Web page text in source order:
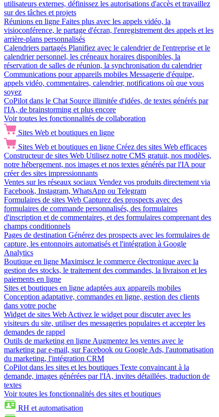
utilisateurs externes, définissez les autorisations d'accès et travaillez
sur des tâches et projets
Réunions en ligne Faites plus avec les appels vidéo, la
visioconférence, le partage d'écran, l'enregistrement des appels et les
arrière-plans personnalisés
Calendriers partagés Planifiez avec le calendrier de l'entreprise et le
calendrier personnel, les créneaux horaires disponibles, la
réservation de salles de réunion, la synchronisation du calendrier
Communications pour appareils mobiles Messagerie d'équipe,
appels vidéo, commentaires, calendrier, notifications où que vous
soyez
CoPilot dans le Chat Source illimitée d'idées, de textes générés par
l'IA, de brainstorming et plus encore
Voir toutes les fonctionnalités de collaboration
Sites Web et boutiques en ligne
Sites Web et boutiques en ligne Créez des sites Web efficaces
Constructeur de sites Web Utilisez notre CMS gratuit, nos modèles,
notre hébergement, nos images et nos textes générés par l'IA pour
créer des sites impressionnants
Ventes sur les réseaux sociaux Vendez vos produits directement via
Facebook, Instagram, WhatsApp ou Telegram
Formulaires de sites Web Capturez des prospects avec des
formulaires de commande personnalisés, des formulaires
d'inscription et de commentaires, et des formulaires comprenant des
champs conditionnels
Pages de destination Générez des prospects avec les formulaires de
capture, les entonnoirs automatisés et l'intégration à Google
Analytics
Boutique en ligne Maximisez le commerce électronique avec la
gestion des stocks, le traitement des commandes, la livraison et les
paiements en ligne
Sites et boutiques en ligne adaptées aux appareils mobiles
Conception adaptative, commandes en ligne, gestion des clients
dans votre poche
Widget de sites Web Activez le widget pour discuter avec les
visiteurs du site, utiliser des messageries populaires et accepter les
demandes de rappel
Outils de marketing en ligne Augmentez les ventes avec le
marketing par e-mail, sur Facebook ou Google Ads, l'automatisation
du marketing, l'intégration CRM
CoPilot dans les sites et les boutiques Texte convaincant à la
demande, images générées par l'IA, invites détaillées, traduction de
textes
Voir toutes les fonctionnalités des sites et boutiques
RH et automatisation